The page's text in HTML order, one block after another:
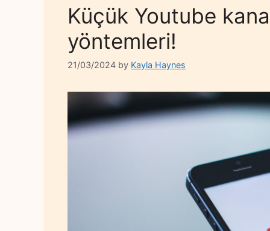
Küçük Youtube
yöntemleri!
21/03/2024 by Kayla Haynes